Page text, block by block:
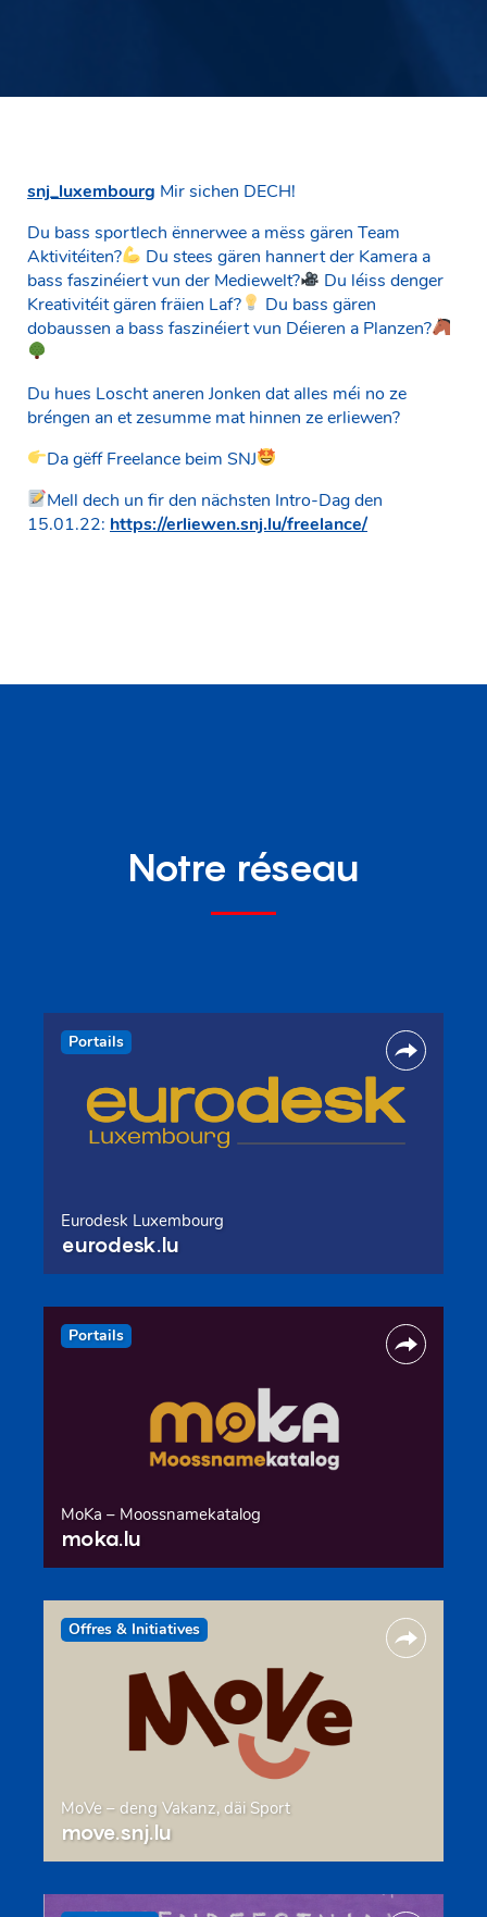
snj_luxembourg Mir sichen DECH!
Du bass sportlech ënnerwee a mëss gären Team
Aktivitéiten?
Du stees gären hannert der Kamera a
bass faszinéiert vun der Mediewelt?
Du léiss denger
Kreativitéit gären fräien Laf?
Du bass gären
dobaussen a bass faszinéiert vun Déieren a Planzen?
Du hues Loscht aneren Jonken dat alles méi no ze
bréngen an et zesumme mat hinnen ze erliewen?
Da gëff Freelance beim SNJ
Mell dech un fir den nächsten Intro-Dag den
15.01.22: https://erliewen.snj.lu/freelance/
Notre réseau
Portails
Eurodesk Luxembourg
eurodesk.lu
Portails
MoKa – Moossnamekatalog
moka.lu
Offres & Initiatives
MoVe – deng Vakanz, däi Sport
move.snj.lu